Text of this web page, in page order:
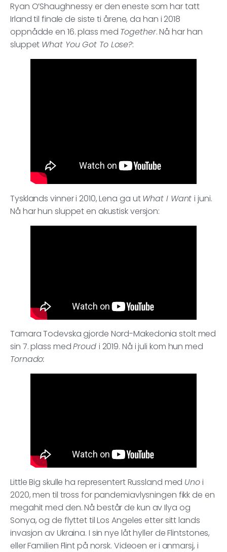
Ryan O’Shaughnessy er den eneste som har tatt
Irland til finale de siste ti årene, da han i 2018
oppnådde en 16. plass med Together. Nå har han
sluppet What You Got To Lose?:
Tysklands vinner i 2010, Lena ga utWhat I Wanti juni.
Nå har hun sluppet en akustisk versjon:
Tamara Todevska gjorde Nord-Makedonia stolt med
sin 7. plass medProud i 2019. Nå i juli kom hun med
Tornado:
Little Big skulle ha representert Russland med Unoi
2020, men til tross for pandemiavlysningen fikk de en
megahit med den. Nå består de kun av Ilya og
Sonya, og de flyttet til Los Angeles etter sitt lands
invasjon av Ukraina. I sin nye låt hyller de Flintstones,
eller Familien Flint på norsk. Videoen er i anmarsj, i